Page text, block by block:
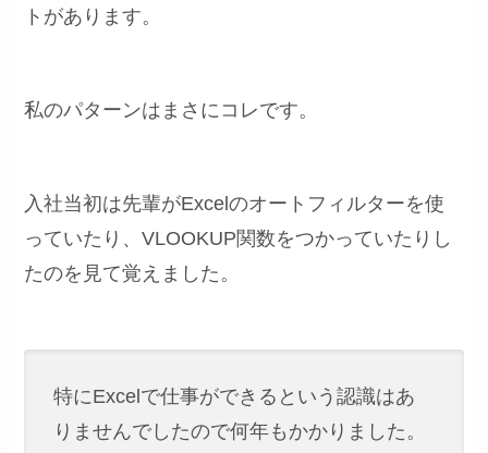
トがあります。
私のパターンはまさにコレです。
入社当初は先輩がExcelのオートフィルターを使
っていたり、VLOOKUP関数をつかっていたりし
たのを見て覚えました。
特にExcelで仕事ができるという認識はあ
りませんでしたので何年もかかりました。